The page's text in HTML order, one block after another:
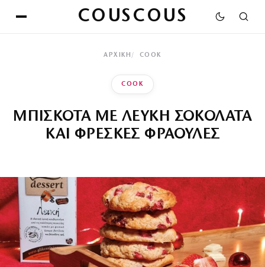
COUSCOUS
ΑΡΧΙΚΉ COOK
COOK
ΜΠΙΣΚΟΤΑ ΜΕ ΛΕΥΚΗ ΣΟΚΟΛΑΤΑ
ΚΑΙ ΦΡΕΣΚΕΣ ΦΡΑΟΥΛΕΣ